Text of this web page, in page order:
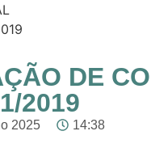
DE
2019
2025 14:38